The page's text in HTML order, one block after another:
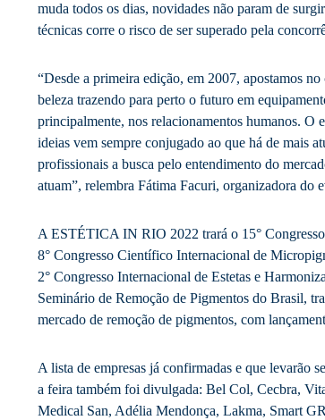
muda todos os dias, novidades não param de
técnicas corre o risco de ser superado pela
“Desde a primeira edição, em 2007, apostamos
beleza trazendo para perto o futuro em
principalmente, nos relacionamentos humanos. O
ideias vem sempre conjugado ao que há de mais
profissionais a busca pelo entendimento do
atuam”, relembra Fátima Facuri, organizadora do
A ESTÉTICA IN RIO 2022 trará o 15°
8° Congresso Científico Internacional de
2° Congresso Internacional de Estetas e
Seminário de Remoção de Pigmentos do Brasil,
mercado de remoção de pigmentos, com
A lista de empresas já confirmadas e que levarão
a feira também foi divulgada: Bel Col, Cecbra,
Medical San, Adélia Mendonça, Lakma, Smart